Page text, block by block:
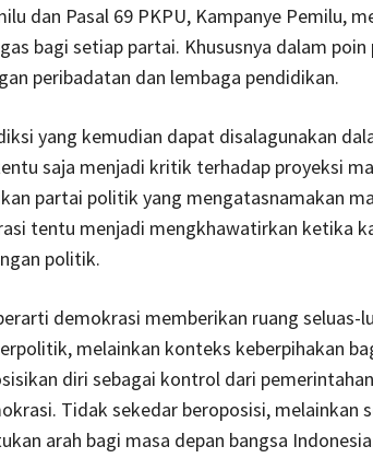
dan Pasal 69 PKPU, Kampanye Pemilu,
bagi setiap partai. Khususnya dalam
peribadatan dan lembaga pendidikan.
yang kemudian dapat disalagunakan
saja menjadi kritik terhadap proyeksi
partai politik yang mengatasnamakan
tentu menjadi mengkhawatirkan ketika
politik.
demokrasi memberikan ruang seluas-
melainkan konteks keberpihakan
diri sebagai kontrol dari
Tidak sekedar beroposisi, melainkan
arah bagi masa depan bangsa